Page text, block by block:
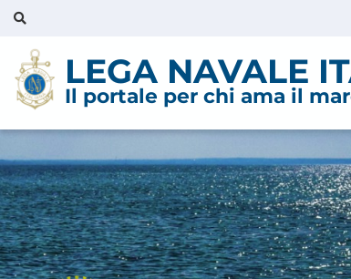
LEGA NAVALE
Il portale per chi ama il